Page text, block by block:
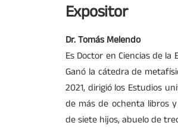
Expositor
Dr. Tomás Melendo
Es Doctor en Ciencias de
Ganó la cátedra de
2021, dirigió los Estudios
de más de ochenta libros
de siete hijos, abuelo de